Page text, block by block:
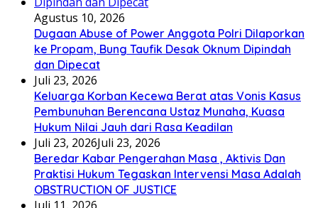
Agustus 10, 2026
Dugaan Abuse of Power Anggota Polri Dilaporkan
ke Propam, Bung Taufik Desak Oknum Dipindah
dan Dipecat
Juli 23, 2026
Keluarga Korban Kecewa Berat atas Vonis Kasus
Pembunuhan Berencana Ustaz Munaha, Kuasa
Hukum Nilai Jauh dari Rasa Keadilan
Juli 23, 2026Juli 23, 2026
Beredar Kabar Pengerahan Masa , Aktivis Dan
Praktisi Hukum Tegaskan Intervensi Masa Adalah
OBSTRUCTION OF JUSTICE